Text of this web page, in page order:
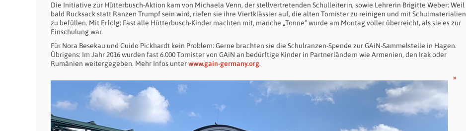
Die Initiative zur Hütterbusch-Aktion kam von Michaela Venn, der stellvertretenden Schulleiterin, sowie Lehrerin Brigitte Weber: Weil
bald Rucksack statt Ranzen Trumpf sein wird, riefen sie ihre Viertklässler auf, die alten Tornister zu reinigen und mit Schulmaterialien
zu befüllen. Mit Erfolg: Fast alle Hütterbusch-Kinder machten mit, manche „Tonne“ wurde am Montag voller überreicht, als sie es zur
Einschulung war.
Für Nora Besekau und Guido Pickhardt kein Problem: Gerne brachten sie die Schulranzen-Spende zur GAiN-Sammelstelle in Hagen.
Übrigens: Im Jahr 2016 wurden fast 6.000 Tornister von GAiN an bedürftige Kinder in Partnerländern wie Armenien, den Irak oder
Rumänien weitergegeben. Mehr Infos unterwww.gain-germany.org.
»